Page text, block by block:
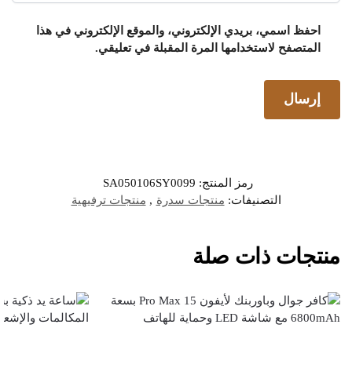
احفظ اسمي، بريدي الإلكتروني، والموقع الإلكتروني في هذا
المتصفح لاستخدامها المرة المقبلة في تعليقي.
رمز المنتج: SA050106SY0099
التصنيفات: منتجات سدرة , منتجات ترفيهية
منتجات ذات صلة